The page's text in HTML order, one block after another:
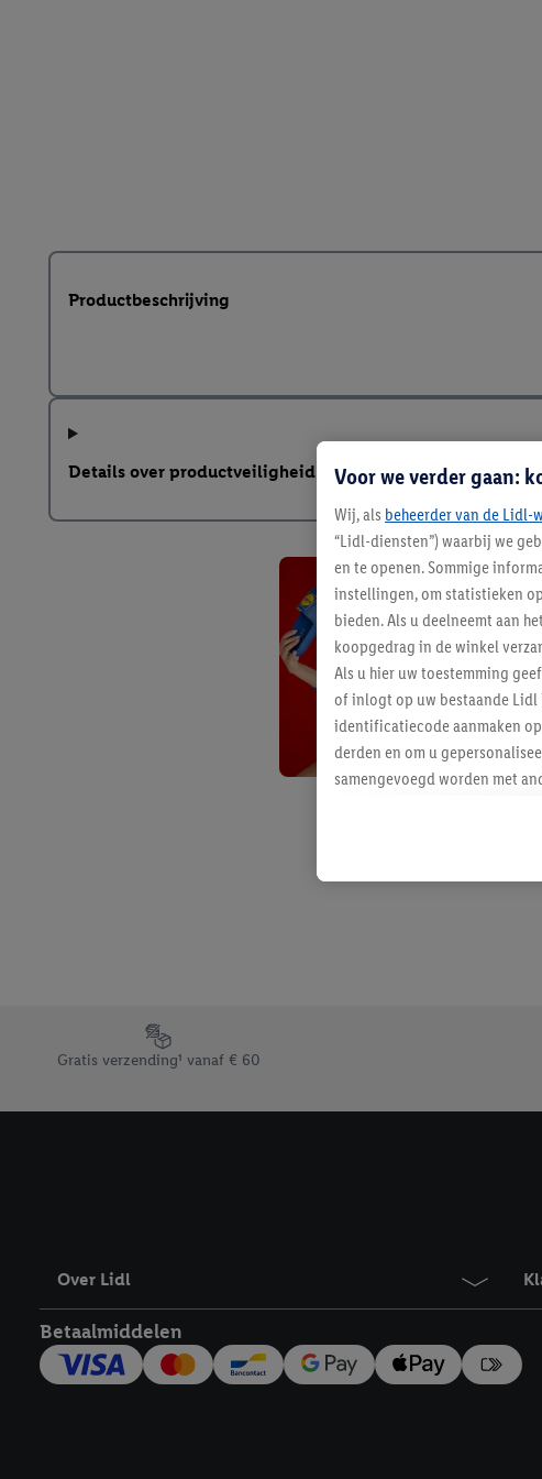
Productbeschrijving
Details over productveiligheid
Footerelement met de verschillende USPs van Lidl.be
Gratis verzending¹ vanaf € 60
Over Lidl
Betaalmiddelen
Voor we verder gaan:
Wij, als beheerder van de Lidl-
“Lidl-diensten”) waarbij we
en te openen. Sommige
instellingen, om statistieken
bieden. Als u deelneemt aan
koopgedrag in de winkel
Als u hier uw toestemming
of inlogt op uw bestaande Lidl
identificatiecode aanmaken
derden en om u
samengevoegd worden met
Als u hiermee akkoord gaat,
u interesse hebt getoond
niet te kopen), ook op
waaronder de bewaartermijn